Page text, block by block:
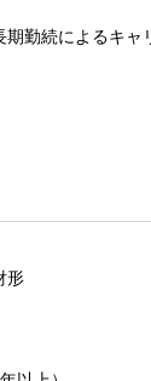
勤続によるキャ